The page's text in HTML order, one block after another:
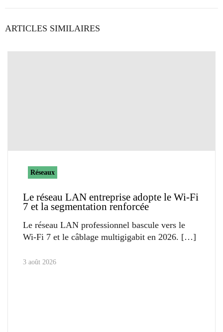
ARTICLES SIMILAIRES
Réseaux
Le réseau LAN entreprise adopte le Wi-Fi
7 et la segmentation renforcée
Le réseau LAN professionnel bascule vers le
Wi-Fi 7 et le câblage multigigabit en 2026.
3 août 2026